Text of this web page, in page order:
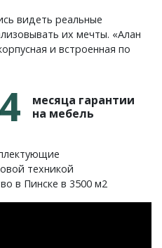
видеть реальные
их мечты. «Алан
и встроенная по
месяца гарантии
на мебель
техникой
в Пинске в 3500 м2